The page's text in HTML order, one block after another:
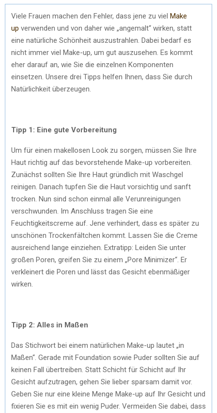
Viele Frauen machen den Fehler, dass jene zu viel Make
up verwenden und von daher wie „angemalt“ wirken, statt
eine natürliche Schönheit auszustrahlen. Dabei bedarf es
nicht immer viel Make-up, um gut auszusehen. Es kommt
eher darauf an, wie Sie die einzelnen Komponenten
einsetzen. Unsere drei Tipps helfen Ihnen, dass Sie durch
Natürlichkeit überzeugen.
Tipp 1: Eine gute Vorbereitung
Um für einen makellosen Look zu sorgen, müssen Sie Ihre
Haut richtig auf das bevorstehende Make-up vorbereiten.
Zunächst sollten Sie Ihre Haut gründlich mit Waschgel
reinigen. Danach tupfen Sie die Haut vorsichtig und sanft
trocken. Nun sind schon einmal alle Verunreinigungen
verschwunden. Im Anschluss tragen Sie eine
Feuchtigkeitscreme auf. Jene verhindert, dass es später zu
unschönen Trockenfältchen kommt. Lassen Sie die Creme
ausreichend lange einziehen. Extratipp: Leiden Sie unter
großen Poren, greifen Sie zu einem „Pore Minimizer“. Er
verkleinert die Poren und lässt das Gesicht ebenmäßiger
wirken.
Tipp 2: Alles in Maßen
Das Stichwort bei einem natürlichen Make-up lautet „in
Maßen“. Gerade mit Foundation sowie Puder sollten Sie auf
keinen Fall übertreiben. Statt Schicht für Schicht auf Ihr
Gesicht aufzutragen, gehen Sie lieber sparsam damit vor.
Geben Sie nur eine kleine Menge Make-up auf Ihr Gesicht und
fixieren Sie es mit ein wenig Puder. Vermeiden Sie dabei, dass